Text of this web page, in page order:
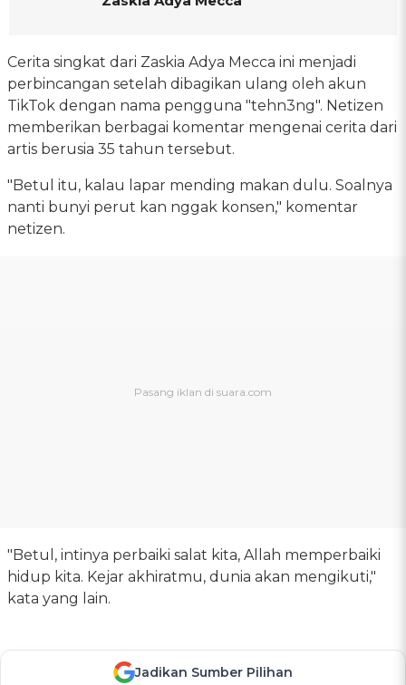
Cerita singkat dari Zaskia Adya Mecca ini menjadi
perbincangan setelah dibagikan ulang oleh akun
TikTok dengan nama pengguna "tehn3ng". Netizen
memberikan berbagai komentar mengenai cerita dari
artis berusia 35 tahun tersebut.
"Betul itu, kalau lapar mending makan dulu. Soalnya
nanti bunyi perut kan nggak konsen," komentar
netizen.
"Betul, intinya perbaiki salat kita, Allah memperbaiki
hidup kita. Kejar akhiratmu, dunia akan mengikuti,"
kata yang lain.
Jadikan Sumber Pilihan